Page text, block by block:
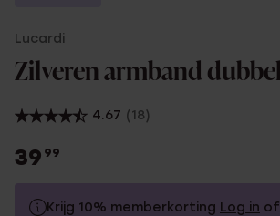
Lucardi
Zilveren armband dubbel
4.67 (18)
39 99
Krijg 10% memberkorting Log in of